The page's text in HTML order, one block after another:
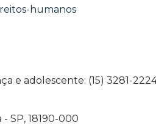
humanos
e adolescente: (15) 3281-2224
SP, 18190-000